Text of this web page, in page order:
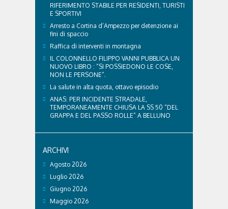
RIFERIMENTO STABILE PER RESIDENTI, TURISTI
E SPORTIVI
Arresto a Cortina d’Ampezzo per detenzione ai
fini di spaccio
Raffica di interventi in montagna
IL COLONNELLO FILIPPO VANNI PUBBLICA UN
NUOVO LIBRO : “SI POSSIEDONO LE COSE,
NON LE PERSONE”.
La salute in alta quota, ottavo episodio
ANAS: PER INCIDENTE STRADALE,
TEMPORANEAMENTE CHIUSA LA SS 50 “DEL
GRAPPA E DEL PASSO ROLLE” A BELLUNO
ARCHIVI
Agosto 2026
Luglio 2026
Giugno 2026
Maggio 2026